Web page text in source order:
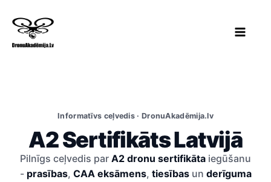
content
Informatīvs ceļvedis · DronuAkadēmija.lv
A2 Sertifikāts Latvijā
Pilnīgs ceļvedis par A2 dronu sertifikāta iegūšanu
- prasības, CAA eksāmens, tiesībasun derīguma